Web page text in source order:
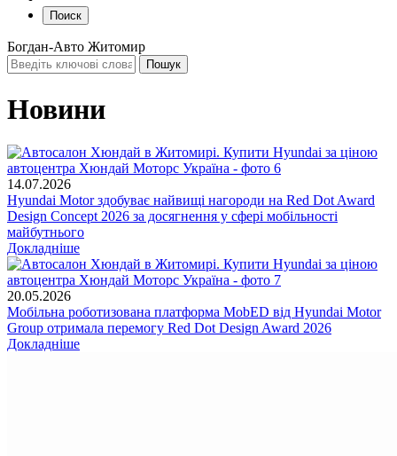
Поиск
Богдан-Авто Житомир
Новини
14.07.2026
Hyundai Motor здобуває найвищі нагороди на Red Dot Award
Design Concept 2026 за досягнення у сфері мобільності
майбутнього
Докладніше
20.05.2026
Мобільна роботизована платформа MobED від Hyundai Motor
Group отримала перемогу Red Dot Design Award 2026
Докладніше